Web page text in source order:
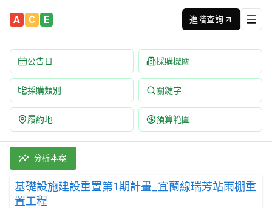
A C E 進階查詢
公告日 採購機關
採購類別 關鍵字
履約地 預算範圍
基礎設施建設重置第1期計畫_宜蘭線瑞芳站雨棚重置工程
採購類別：工程類 其他土木工程 | 招標方式：公開招標 |
分析本案
基礎設施建設重置第1期計畫_宜蘭線瑞芳站雨棚重
置工程